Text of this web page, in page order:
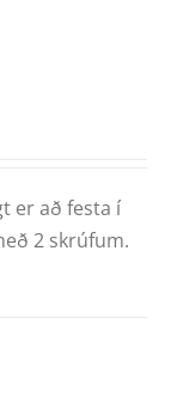
er að festa í
2 skrúfum.